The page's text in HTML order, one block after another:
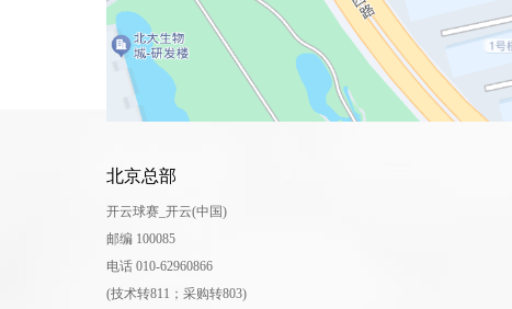
北京总部
开云球赛_开云(中国)
邮编 100085
电话 010-62960866
(技术转811；采购转803)